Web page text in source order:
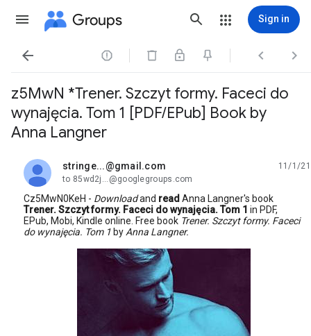
Groups Sign in
   
z5MwN *Trener. Szczyt formy. Faceci do
wynajęcia. Tom 1 [PDF/EPub] Book by
Anna Langner
stringe...@gmail.com
unread,
11/1/21
to 85wd2j...@googlegroups.com
Cz5MwN0KeH - Downloadand read Anna Langner's book
Trener. Szczyt formy. Faceci do wynajęcia. Tom 1 in PDF,
EPub, Mobi, Kindle online. Free book Trener. Szczyt formy. Faceci
do wynajęcia. Tom 1 by Anna Langner.